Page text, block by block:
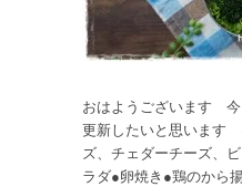
おはようございます
更新したいと思います
ズ、チェダーチーズ、
ラダ●卵焼き●鶏のから